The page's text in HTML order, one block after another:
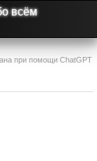
всём
при помощи ChatGPT